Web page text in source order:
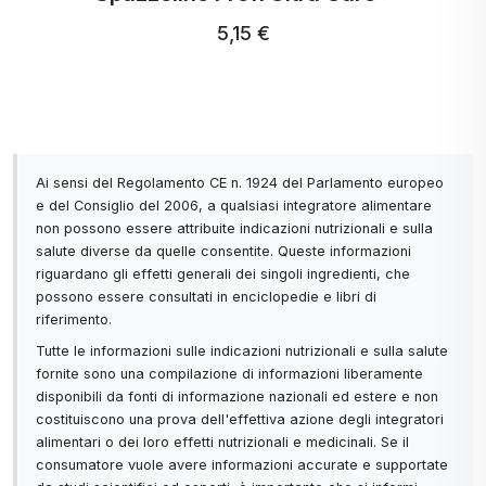
tipo I e III e può avere effetti benefici su
pelle e articolazioni.
Supporto completo per la pelle: una
combinazione di diversi tipi di collagene può
migliorare l'idratazione, l'elasticità e l'aspetto
generale della pelle in misura maggiore rispetto
a una singola fonte.
Sostegno alle articolazioni e ai legamenti: ogni
tipo di collagene può contribuire alla salute
delle articolazioni e dei legamenti. L'assunzione
regolare di una combinazione di collageni può
migliorare la mobilità e alleviare il dolore.
Fonti multiple e qualità: l'utilizzo di fonti multiple
di collagene riduce il rischio di impurità o
5,15 €
Ai sensi del Regolamento CE n. 1924 del Parlamento europeo
e del Consiglio del 2006, a qualsiasi integratore alimentare
non possono essere attribuite indicazioni nutrizionali e sulla
salute diverse da quelle consentite. Queste informazioni
riguardano gli effetti generali dei singoli ingredienti, che
possono essere consultati in enciclopedie e libri di
riferimento.
Tutte le informazioni sulle indicazioni nutrizionali e sulla salute
fornite sono una compilazione di informazioni liberamente
disponibili da fonti di informazione nazionali ed estere e non
costituiscono una prova dell'effettiva azione degli integratori
alimentari o dei loro effetti nutrizionali e medicinali. Se il
consumatore vuole avere informazioni accurate e supportate